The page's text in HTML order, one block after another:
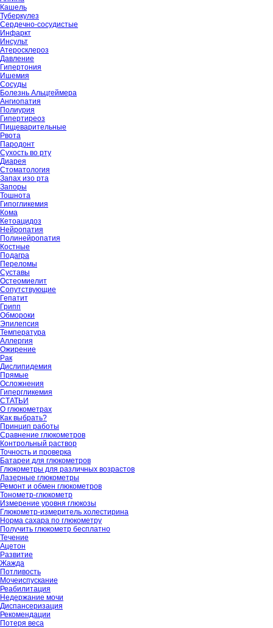
Кашель
Туберкулез
Сердечно-сосудистые
Инфаркт
Инсульт
Атеросклероз
Давление
Гипертония
Ишемия
Сосуды
Болезнь Альцгеймера
Ангиопатия
Полиурия
Гипертиреоз
Пищеварительные
Рвота
Пародонт
Сухость во рту
Диарея
Стоматология
Запах изо рта
Запоры
Тошнота
Гипогликемия
Кома
Кетоацидоз
Нейропатия
Полинейропатия
Костные
Подагра
Переломы
Суставы
Остеомиелит
Сопутствующие
Гепатит
Грипп
Обмороки
Эпилепсия
Температура
Аллергия
Ожирение
Рак
Дислипидемия
Прямые
Осложнения
Гипергликемия
СТАТЬИ
О глюкометрах
Как выбрать?
Принцип работы
Сравнение глюкометров
Контрольный раствор
Точность и проверка
Батареи для глюкометров
Глюкометры для различных возрастов
Лазерные глюкометры
Ремонт и обмен глюкометров
Тонометр-глюкометр
Измерение уровня глюкозы
Глюкометр-измеритель холестирина
Норма сахара по глюкометру
Получить глюкометр бесплатно
Течение
Ацетон
Развитие
Жажда
Потливость
Мочеиспускание
Реабилитация
Недержание мочи
Диспансеризация
Рекомендации
Потеря веса